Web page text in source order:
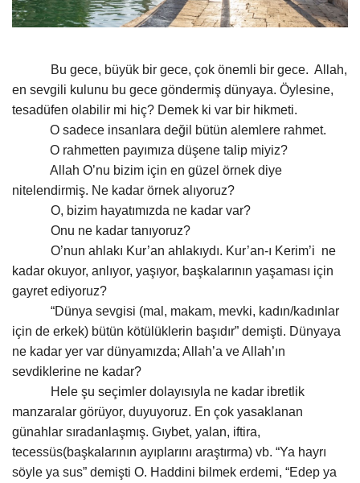
Gündem
Tekno Bilim
Ekonomi
Galeriler
Siyaset
Yaşam
Sağlık
Kültür Sanat
Bu gece, büyük bir gece, çok önemli bir gece. Allah,
en sevgili kulunu bu gece göndermiş dünyaya. Öylesine,
tesadüfen olabilir mi hiç? Demek ki var bir hikmeti.
O sadece insanlara değil bütün alemlere rahmet.
O rahmetten payımıza düşene talip miyiz?
Allah O’nu bizim için en güzel örnek diye
nitelendirmiş. Ne kadar örnek alıyoruz?
O, bizim hayatımızda ne kadar var?
Onu ne kadar tanıyoruz?
O’nun ahlakı Kur’an ahlakıydı. Kur’an-ı Kerim’i ne
kadar okuyor, anlıyor, yaşıyor, başkalarının yaşaması için
gayret ediyoruz?
“Dünya sevgisi (mal, makam, mevki, kadın/kadınlar
için de erkek) bütün kötülüklerin başıdır” demişti. Dünyaya
ne kadar yer var dünyamızda; Allah’a ve Allah’ın
sevdiklerine ne kadar?
Hele şu seçimler dolayısıyla ne kadar ibretlik
manzaralar görüyor, duyuyoruz. En çok yasaklanan
günahlar sıradanlaşmış. Gıybet, yalan, iftira,
tecessüs(başkalarının ayıplarını araştırma) vb. “Ya hayrı
söyle ya sus” demişti O. Haddini bilmek erdemi, “Edep ya